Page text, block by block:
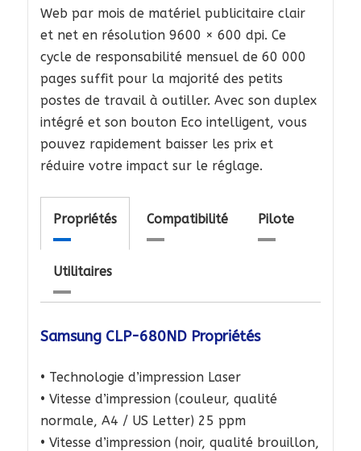
Web par mois de matériel publicitaire clair
et net en résolution 9600 × 600 dpi. Ce
cycle de responsabilité mensuel de 60 000
pages suffit pour la majorité des petits
postes de travail à outiller. Avec son duplex
intégré et son bouton Eco intelligent, vous
pouvez rapidement baisser les prix et
réduire votre impact sur le réglage.
Propriétés Compatibilité Pilote
Utilitaires
Samsung CLP-680ND Propriétés
• Technologie d’impression Laser
• Vitesse d’impression (couleur, qualité
normale, A4 / US Letter) 25 ppm
• Vitesse d’impression (noir, qualité brouillon,